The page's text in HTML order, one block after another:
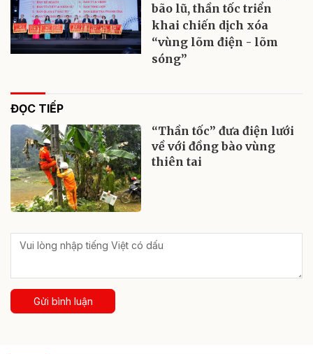
bão lũ, thần tốc triển
khai chiến dịch xóa
“vùng lõm điện - lõm
sóng”
ĐỌC TIẾP
“Thần tốc” đưa điện lưới
về với đồng bào vùng
thiên tai
Gửi bình luận